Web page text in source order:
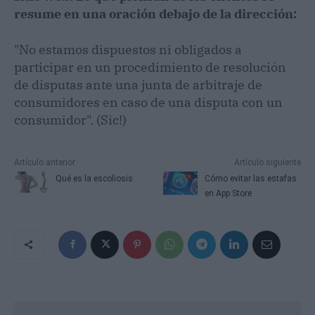
resume en una oración debajo de la dirección:
"No estamos dispuestos ni obligados a
participar en un procedimiento de resolución
de disputas ante una junta de arbitraje de
consumidores en caso de una disputa con un
consumidor". (Sic!)
Artículo anterior
Qué es la escoliosis
Artículo siguiente
Cómo evitar las estafas
en App Store